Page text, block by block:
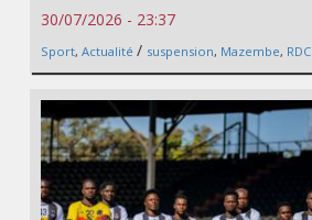
30/07/2026 - 23:37
Sport, Actualité / suspension, Mazembe, RDC